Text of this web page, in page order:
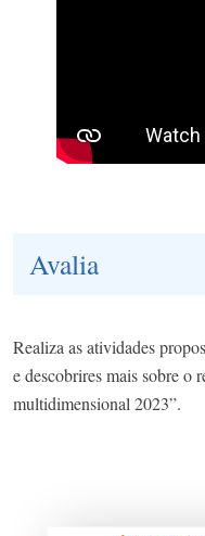
Avalia
Realiza as atividades
e descobrires mais sobre o
multidimensional 2023”.